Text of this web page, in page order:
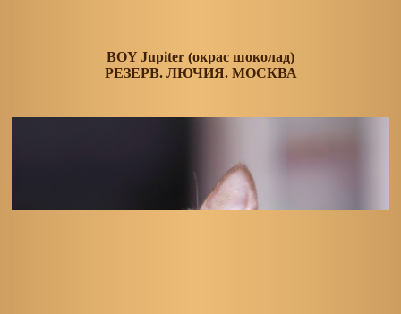
BOY Jupiter (окрас шоколад)
РЕЗЕРВ. ЛЮЧИЯ. МОСКВА